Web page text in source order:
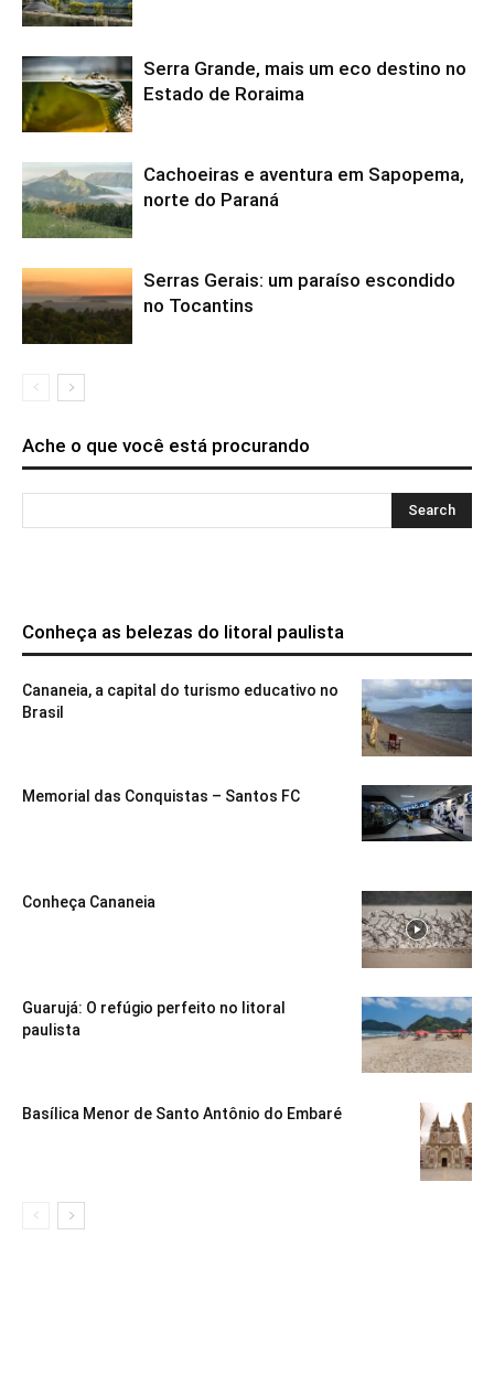
Serra Grande, mais um eco destino no
Estado de Roraima
Cachoeiras e aventura em Sapopema,
norte do Paraná
Serras Gerais: um paraíso escondido
no Tocantins
Ache o que você está procurando
Conheça as belezas do litoral paulista
Cananeia, a capital do turismo educativo no
Brasil
Memorial das Conquistas – Santos FC
Conheça Cananeia
Guarujá: O refúgio perfeito no litoral
paulista
Basílica Menor de Santo Antônio do Embaré